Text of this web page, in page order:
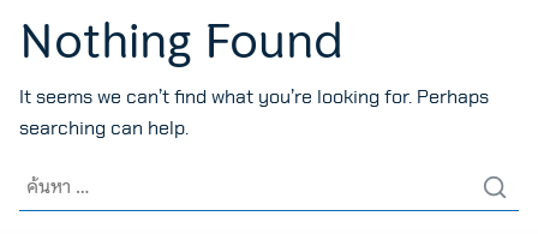
Nothing Found
It seems we can’t find what you’re looking for. Perhaps
searching can help.
Search
for: